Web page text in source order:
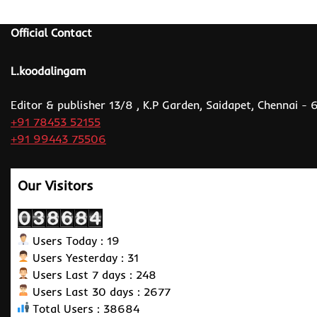
Official Contact
L.koodalingam
Editor & publisher 13/8 , K.P Garden, Saidapet, Chennai -
+91 78453 52155
+91 99443 75506
Our Visitors
Users Today : 19
Users Yesterday : 31
Users Last 7 days : 248
Users Last 30 days : 2677
Total Users : 38684